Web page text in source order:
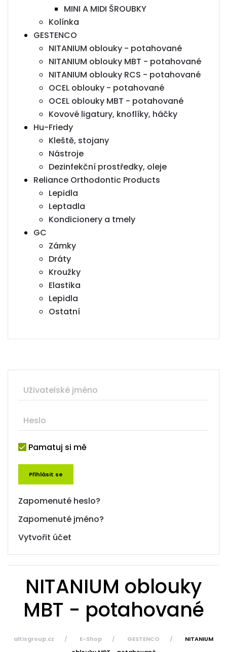
MINI A MIDI ŠROUBKY
Kolínka
GESTENCO
NITANIUM oblouky - potahované
NITANIUM oblouky MBT - potahované
NITANIUM oblouky RCS - potahované
OCEL oblouky - potahované
OCEL oblouky MBT - potahované
Kovové ligatury, knoflíky, háčky
Hu-Friedy
Kleště, stojany
Nástroje
Dezinfekční prostředky, oleje
Reliance Orthodontic Products
Lepidla
Leptadla
Kondicionery a tmely
GC
Zámky
Dráty
Kroužky
Elastika
Lepidla
Ostatní
Pamatuj si mě
Přihlásit se
Zapomenuté heslo?
Zapomenuté jméno?
Vytvořit účet
NITANIUM oblouky
MBT - potahované
altisgroup.cz E-Shop GESTENCO
NITANIUM